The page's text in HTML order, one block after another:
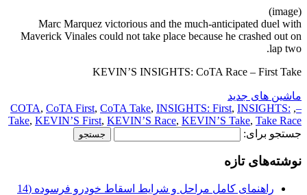
(image)
Marc Marquez victorious and the much-anticipated duel with
Maverick Vinales could not take place because he crashed out on
lap two.
KEVIN’S INSIGHTS: CoTA Race – First Take
ماشین های جدید
–
,
COTA, CoTA First, CoTA Take, INSIGHTS: First, INSIGHTS:
Take, KEVIN’S First, KEVIN’S Race, KEVIN’S Take, Take Race
جستجو برای:
نوشته‌های تازه
راهنمای کامل مراحل و شرایط اسقاط خودرو فرسوده (14